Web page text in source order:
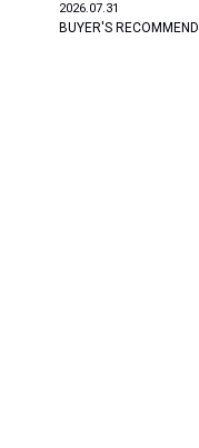
2026.07.31
BUYER'S RECOMMEND